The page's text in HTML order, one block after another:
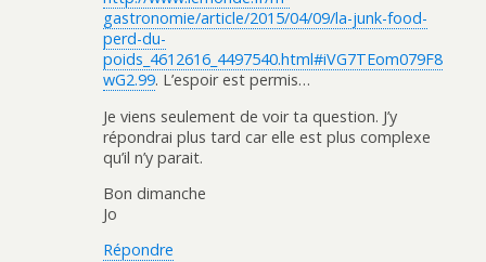
gastronomie/article/2015/04/09/la-junk-food-
perd-du-
poids_4612616_4497540.html#iVG7TEom079F8
wG2.99. L’espoir est permis…
Je viens seulement de voir ta question. J’y
répondrai plus tard car elle est plus complexe
qu’il n’y parait.
Bon dimanche
Jo
Répondre